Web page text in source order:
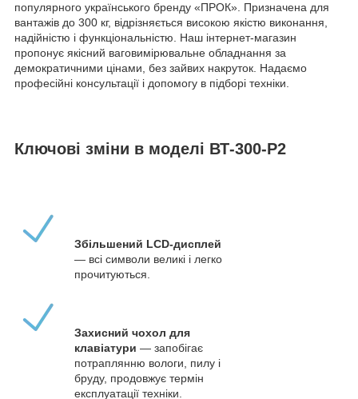
популярного українського бренду «ПРОК». Призначена для
вантажів до 300 кг, відрізняється високою якістю виконання,
надійністю і функціональністю. Наш інтернет-магазин
пропонує якісний ваговимірювальне обладнання за
демократичними цінами, без зайвих накруток. Надаємо
професійні консультації і допомогу в підборі техніки.
Ключові зміни в моделі ВТ-300-Р2
Збільшений LCD-дисплей
— всі символи великі і легко
прочитуються.
Захисний чохол для
клавіатури — запобігає
потраплянню вологи, пилу і
бруду, продовжує термін
експлуатації техніки.